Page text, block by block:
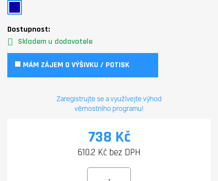
Dostupnost:
Skladem u dodavatele
MÁM ZÁJEM O VÝŠIVKU / POTISK
Zaregistrujte se a využívejte výhod
věrnostního programu!
738 Kč
610.2 Kč bez DPH